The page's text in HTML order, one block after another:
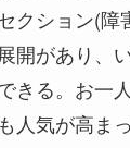
クション(障
開があり、
きる。お一
人気が高まっ